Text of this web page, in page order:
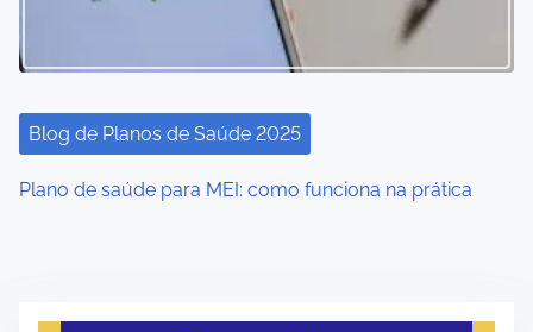
Blog de Planos de Saúde 2025
Plano de saúde para MEI: como funciona na prática